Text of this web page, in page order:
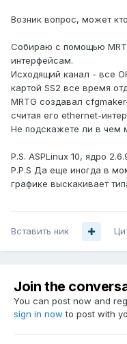
Возник вопрос, может
Собираю c помощью
интерфейсам.
Исходящий канал - все
картой SS2 все время
MRTG создавал
считая его ethernet-
Не подскажете ли в чем
P.S. ASPLinux 10, ядро
P.P.S Да еще иногда в
графике выскакивает
Вставить ник
Join the
You can post now and
sign in now to post with